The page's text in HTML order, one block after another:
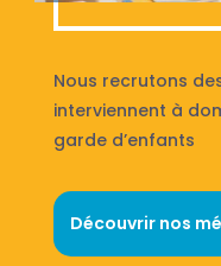
Nous recrutons
interviennent à
garde d’enfants
Découvrir nos